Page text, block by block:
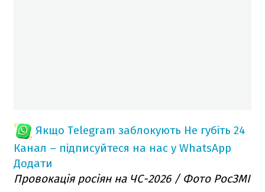
Якщо Telegram заблокують Не губіть 24
Канал – підписуйтеся на нас у WhatsApp
Додати
Провокація росіян на ЧС-2026 / Фото РосЗМІ